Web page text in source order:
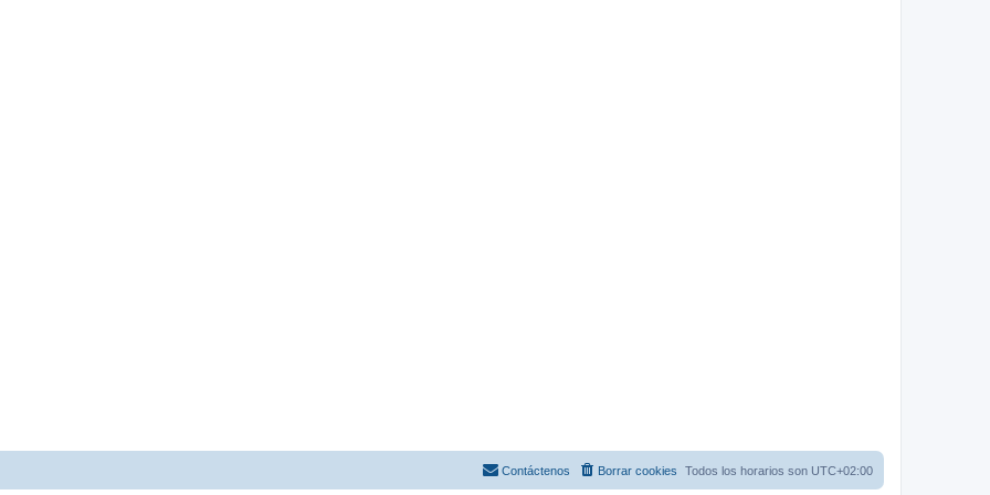
Todos los horarios son UTC+02:00
Borrar cookies
Contáctenos